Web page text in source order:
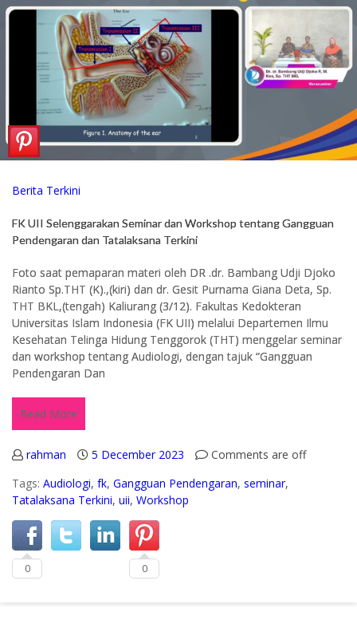
Berita Terkini
FK UII Selenggarakan Seminar dan Workshop tentang Gangguan
Pendengaran dan Tatalaksana Terkini
Foto saat pemaparan materi oleh DR .dr. Bambang Udji Djoko
Rianto Sp.THT (K).,(kiri) dan dr. Gesit Purnama Giana Deta, Sp.
THT BKL,(tengah) Kaliurang (3/12). Fakultas Kedokteran
Universitas Islam Indonesia (FK UII) melalui Departemen Ilmu
Kesehatan Telinga Hidung Tenggorok (THT) menggelar seminar
dan workshop tentang Audiologi, dengan tajuk “Gangguan
Pendengaran Dan
Read More
rahman 5 December 2023
Comments are off
Tags: Audiologi, fk, Gangguan Pendengaran, seminar,
Tatalaksana Terkini, uii, Workshop
0 0